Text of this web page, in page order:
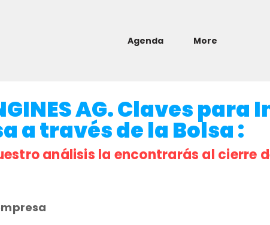
Agenda More
AG. Claves
a través de la Bolsa :
análisis la encontrarás al cierre